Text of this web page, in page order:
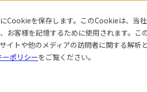
Cookieを保存します。このCookieは、当社
お客様を記憶するために使用されます。
イトや他のメディアの訪問者に関する解析
ーポリシーをご覧ください。
事例 お知らせ